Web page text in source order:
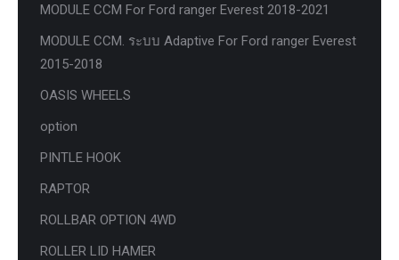
MODULE CCM For Ford ranger Everest 2018-2021
MODULE CCM. ระบบ Adaptive For Ford ranger Everest
2015-2018
OASIS WHEELS
option
PINTLE HOOK
RAPTOR
ROLLBAR OPTION 4WD
ROLLER LID HAMER